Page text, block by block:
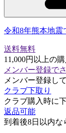
令和8年熊本地震
送料無料
11,000円以上の
メンバー登録で
メンバー登録し
クラブ下取り
クラブ購入時に
返品可能
到着後8日以内な